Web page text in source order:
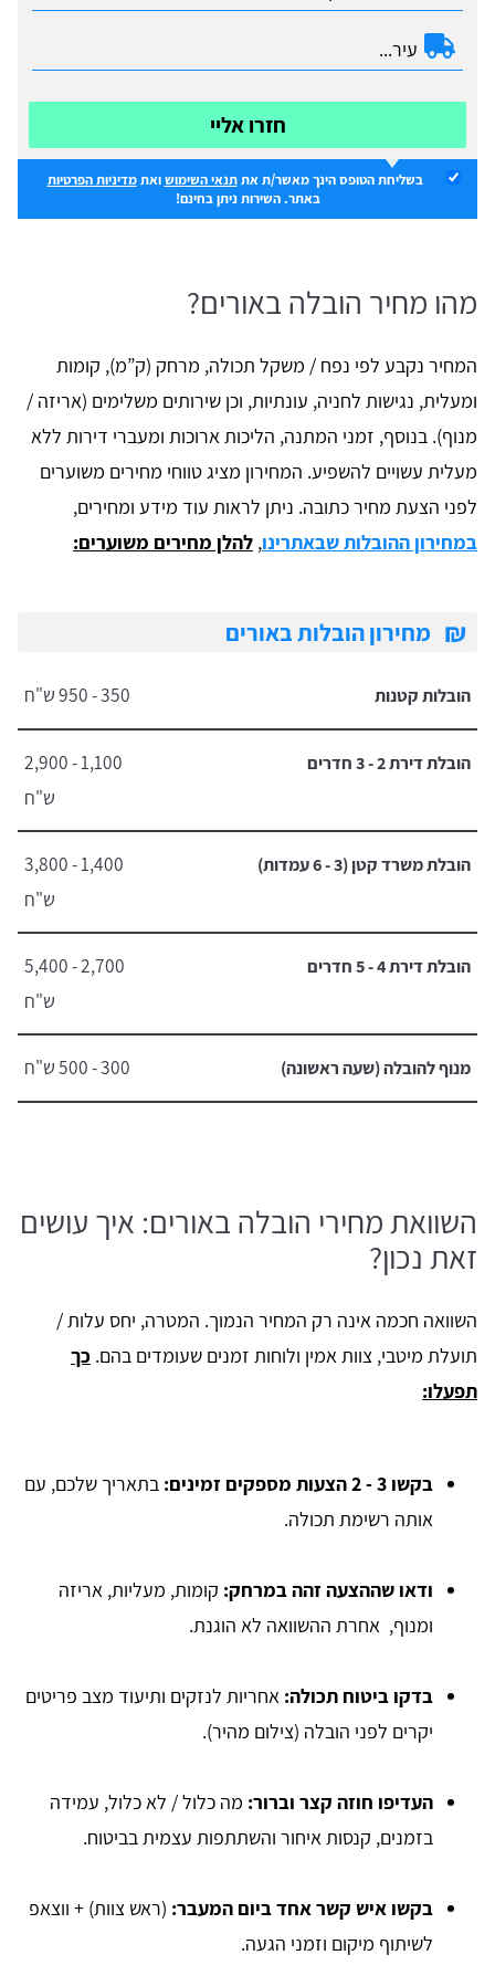
חזרו אליי
בשליחת הטופס הינך מאשר/ת אתתנאי השימושואתמדיניות הפרטיות
באתר. השירות ניתן בחינם!
מהו מחיר הובלה באורים?
המחיר נקבע לפי נפח / משקל תכולה, מרחק (ק”מ), קומות
ומעלית, נגישות לחניה, עונתיות, וכן שירותים משלימים (אריזה /
מנוף). בנוסף, זמני המתנה, הליכות ארוכות ומעברי דירות ללא
מעלית עשויים להשפיע. המחירון מציג טווחי מחירים משוערים
לפני הצעת מחיר כתובה. ניתן לראות עוד מידע ומחירים,
במחירון ההובלות שבאתרינו, להלן מחירים משוערים:
₪ מחירון הובלות באורים
הובלות קטנות 350 - 950 ש"ח
הובלת דירת 2 - 3 חדרים
1,100 - 2,900
ש"ח
הובלת משרד קטן (3 - 6 עמדות)
1,400 - 3,800
ש"ח
הובלת דירת 4 - 5 חדרים
2,700 - 5,400
ש"ח
מנוף להובלה (שעה ראשונה) 300 - 500 ש"ח
השוואת מחירי הובלה באורים: איך עושים
זאת נכון?
השוואה חכמה אינה רק המחיר הנמוך. המטרה, יחס עלות /
תועלת מיטבי, צוות אמין ולוחות זמנים שעומדים בהם. כך
תפעלו:
בקשו 3 - 2 הצעות מספקים זמינים:
בתאריך שלכם, עם
אותה רשימת תכולה.
ודאו שההצעה זהה במרחק: קומות, מעליות, אריזה
ומנוף, אחרת ההשוואה לא הוגנת.
בדקו ביטוח תכולה: אחריות לנזקים ותיעוד מצב פריטים
יקרים לפני הובלה (צילום מהיר).
העדיפו חוזה קצר וברור: מה כלול / לא כלול, עמידה
בזמנים, קנסות איחור והשתתפות עצמית בביטוח.
בקשו איש קשר אחד ביום המעבר: (ראש צוות) + ווצאפ
לשיתוף מיקום וזמני הגעה.